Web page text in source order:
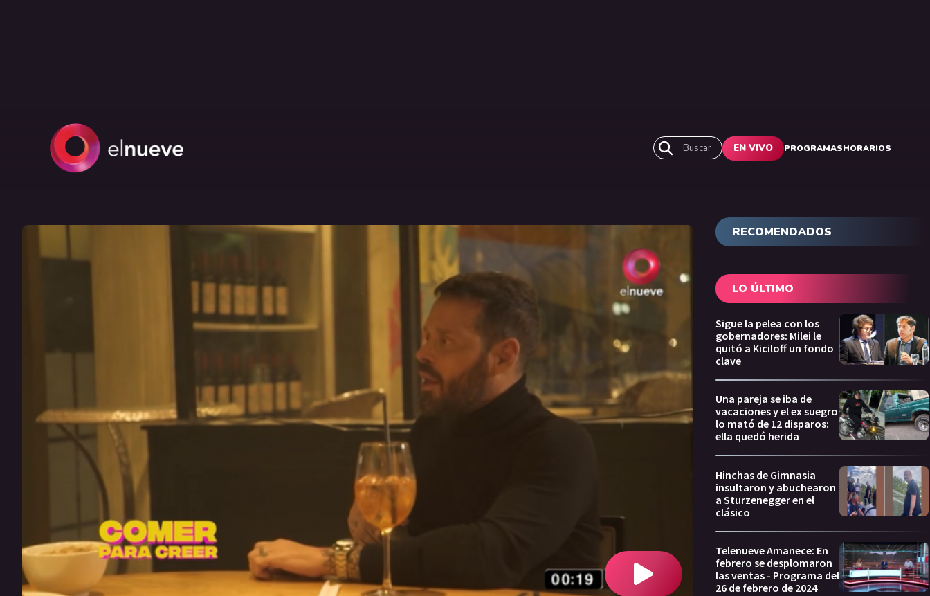
Buscar EN VIVO PROGRAMASHORARIOS
RECOMENDADOS
LO ÚLTIMO
Sigue la pelea con los
gobernadores: Milei le
quitó a Kiciloff un fondo
clave
Una pareja se iba de
vacaciones y el ex suegro
lo mató de 12 disparos:
ella quedó herida
Hinchas de Gimnasia
insultaron y abuchearon
a Sturzenegger en el
clásico
Telenueve Amanece: En
febrero se desplomaron
las ventas - Programa del
26 de febrero de 2024